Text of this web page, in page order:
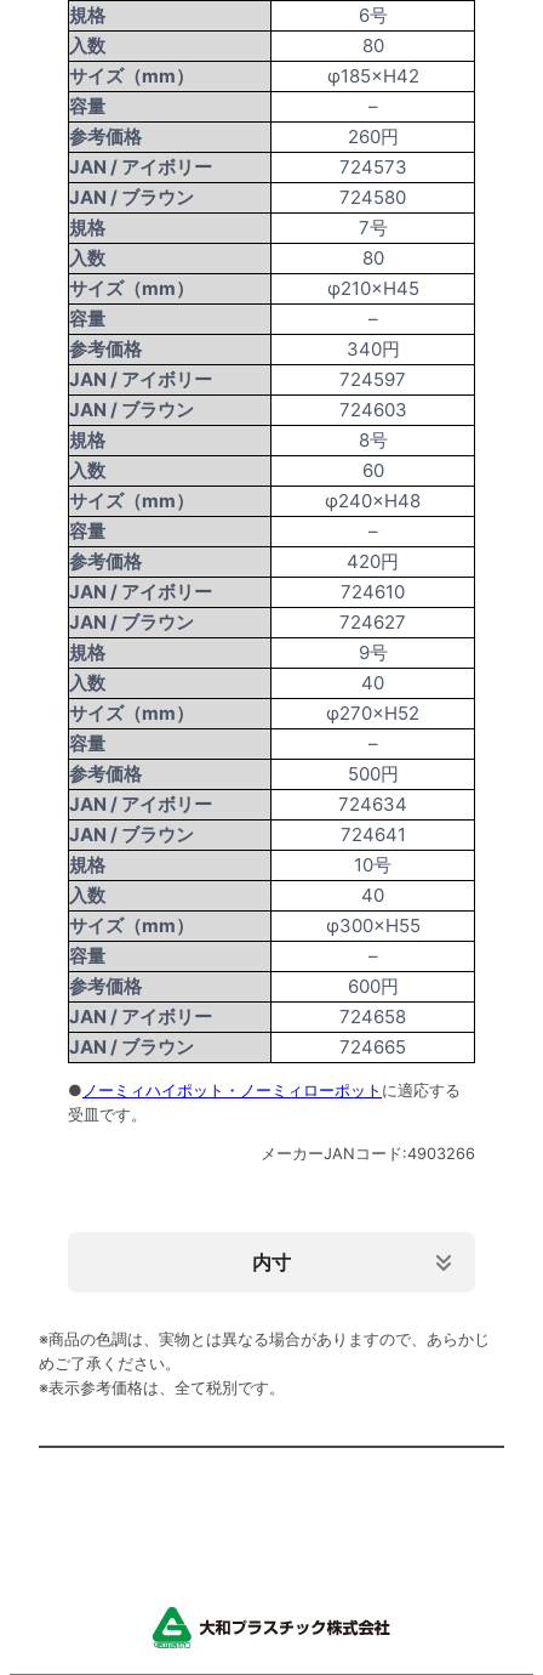
規格
6号
入数
80
サイズ（mm）
φ185×H42
容量
–
参考価格
260円
JAN / アイボリー
724573
JAN / ブラウン
724580
規格
7号
入数
80
サイズ（mm）
φ210×H45
容量
–
参考価格
340円
JAN / アイボリー
724597
JAN / ブラウン
724603
規格
8号
入数
60
サイズ（mm）
φ240×H48
容量
–
参考価格
420円
JAN / アイボリー
724610
JAN / ブラウン
724627
規格
9号
入数
40
サイズ（mm）
φ270×H52
容量
–
参考価格
500円
JAN / アイボリー
724634
JAN / ブラウン
724641
規格
10号
入数
40
サイズ（mm）
φ300×H55
容量
–
参考価格
600円
JAN / アイボリー
724658
JAN / ブラウン 724665
● ノーミィハイポット・ノーミィローポット に適応する
受皿です。
メーカーJANコード:4903266
内寸
5号
6号
167 × 167 × H36
※商品の色調は、実物とは異なる場合がありますので、あらかじ
めご了承ください。
※表示参考価格は、全て税別です。